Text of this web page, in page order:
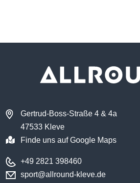
Gertrud-Boss-Straße 4 & 4a
47533 Kleve
Finde uns auf Google Maps
+49 2821 398460
sport@allround-kleve.de